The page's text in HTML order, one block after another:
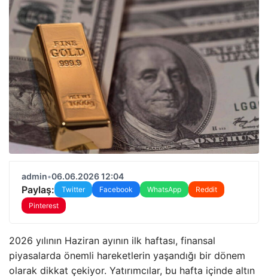
admin•06.06.2026 12:04
Paylaş: Twitter Facebook WhatsApp
Reddit
Pinterest
2026 yılının Haziran ayının ilk haftası, finansal
piyasalarda önemli hareketlerin yaşandığı bir dönem
olarak dikkat çekiyor. Yatırımcılar, bu hafta içinde altın